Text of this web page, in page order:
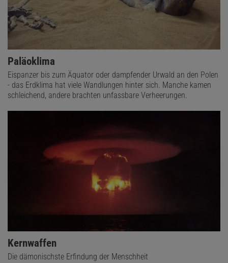
Paläoklima
Eispanzer bis zum Äquator oder dampfender Urwald an den Polen
- das Erdklima hat viele Wandlungen hinter sich. Manche kamen
schleichend, andere brachten unfassbare Verheerungen.
Kernwaffen
Die dämonischste Erfindung der Menschheit